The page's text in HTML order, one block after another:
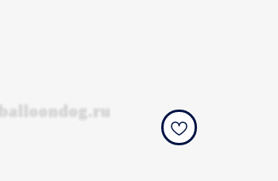
balloondog.ru